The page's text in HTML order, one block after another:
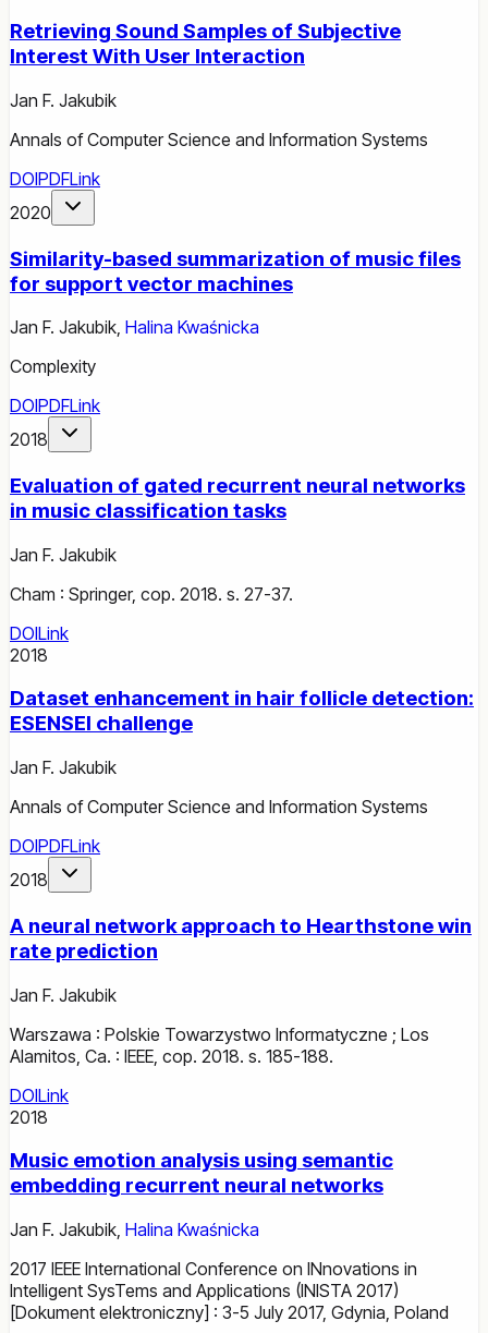
Retrieving Sound Samples of Subjective
Interest With User Interaction
Jan F. Jakubik
Annals of Computer Science and Information Systems
DOIPDFLink
2020
Similarity-based summarization of music files
for support vector machines
Jan F. Jakubik, Halina Kwaśnicka
Complexity
DOIPDFLink
2018
Evaluation of gated recurrent neural networks
in music classification tasks
Jan F. Jakubik
Cham : Springer, cop. 2018. s. 27-37.
DOILink
2018
Dataset enhancement in hair follicle detection:
ESENSEI challenge
Jan F. Jakubik
Annals of Computer Science and Information Systems
DOIPDFLink
2018
A neural network approach to Hearthstone win
rate prediction
Jan F. Jakubik
Warszawa : Polskie Towarzystwo Informatyczne ; Los
Alamitos, Ca. : IEEE, cop. 2018. s. 185-188.
DOILink
2018
Music emotion analysis using semantic
embedding recurrent neural networks
Jan F. Jakubik, Halina Kwaśnicka
2017 IEEE International Conference on INnovations in
Intelligent SysTems and Applications (INISTA 2017)
[Dokument elektroniczny] : 3-5 July 2017, Gdynia, Poland